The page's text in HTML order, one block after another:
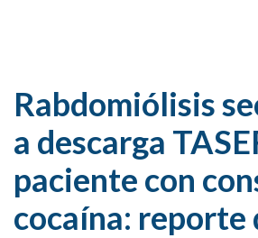
Rabdomiólisis
a descarga
paciente con
cocaína: reporte